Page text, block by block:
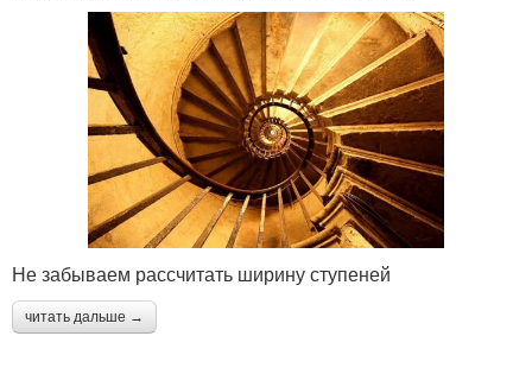
Не забываем рассчитать ширину ступеней
читать дальше →